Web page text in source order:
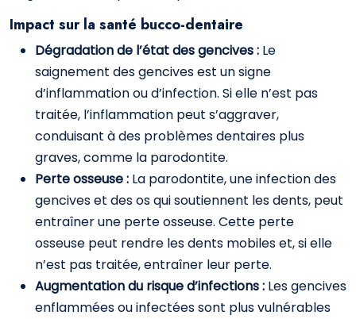
Impact sur la santé bucco-dentaire
Dégradation de l’état des gencives : Le
saignement des gencives est un signe
d’inflammation ou d’infection. Si elle n’est pas
traitée, l’inflammation peut s’aggraver,
conduisant à des problèmes dentaires plus
graves, comme la parodontite.
Perte osseuse : La parodontite, une infection des
gencives et des os qui soutiennent les dents, peut
entraîner une perte osseuse. Cette perte
osseuse peut rendre les dents mobiles et, si elle
n’est pas traitée, entraîner leur perte.
Augmentation du risque d’infections : Les gencives
enflammées ou infectées sont plus vulnérables